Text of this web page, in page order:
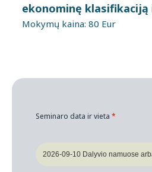
ekonominę
Mokymų kaina: 80 Eur
Seminaro data ir vieta *